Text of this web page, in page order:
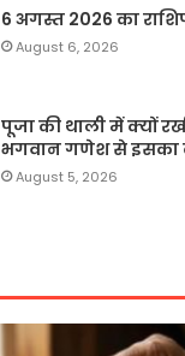
6 अगस्त 2026 का
August 6, 2026
पूजा की थाली में क्यों
भगवान गणेश से इसका
August 5, 2026